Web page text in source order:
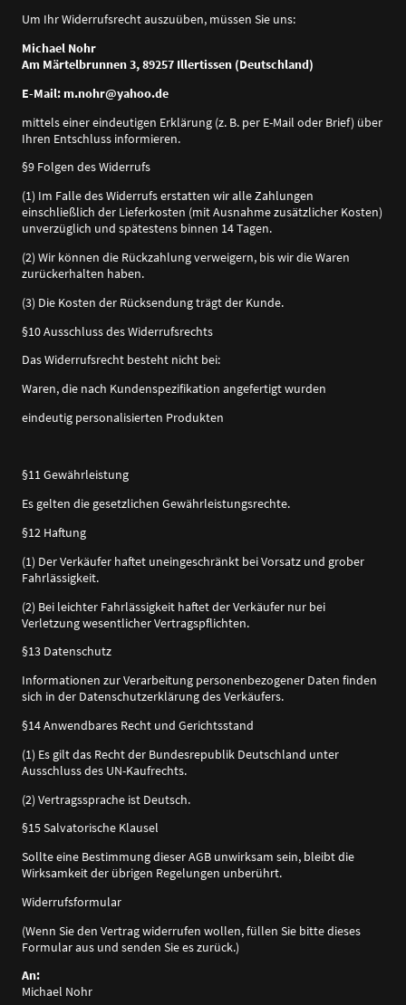
Um Ihr Widerrufsrecht auszuüben, müssen Sie uns:
Michael Nohr
Am Märtelbrunnen 3, 89257 Illertissen (Deutschland)
E-Mail: m.nohr@yahoo.de
mittels einer eindeutigen Erklärung (z. B. per E-Mail oder Brief) über
Ihren Entschluss informieren.
§9 Folgen des Widerrufs
(1) Im Falle des Widerrufs erstatten wir alle Zahlungen
einschließlich der Lieferkosten (mit Ausnahme zusätzlicher Kosten)
unverzüglich und spätestens binnen 14 Tagen.
(2) Wir können die Rückzahlung verweigern, bis wir die Waren
zurückerhalten haben.
(3) Die Kosten der Rücksendung trägt der Kunde.
§10 Ausschluss des Widerrufsrechts
Das Widerrufsrecht besteht nicht bei:
Waren, die nach Kundenspezifikation angefertigt wurden
eindeutig personalisierten Produkten
§11 Gewährleistung
Es gelten die gesetzlichen Gewährleistungsrechte.
§12 Haftung
(1) Der Verkäufer haftet uneingeschränkt bei Vorsatz und grober
Fahrlässigkeit.
(2) Bei leichter Fahrlässigkeit haftet der Verkäufer nur bei
Verletzung wesentlicher Vertragspflichten.
§13 Datenschutz
Informationen zur Verarbeitung personenbezogener Daten finden
sich in der Datenschutzerklärung des Verkäufers.
§14 Anwendbares Recht und Gerichtsstand
(1) Es gilt das Recht der Bundesrepublik Deutschland unter
Ausschluss des UN-Kaufrechts.
(2) Vertragssprache ist Deutsch.
§15 Salvatorische Klausel
Sollte eine Bestimmung dieser AGB unwirksam sein, bleibt die
Wirksamkeit der übrigen Regelungen unberührt.
Widerrufsformular
(Wenn Sie den Vertrag widerrufen wollen, füllen Sie bitte dieses
Formular aus und senden Sie es zurück.)
An:
Michael Nohr